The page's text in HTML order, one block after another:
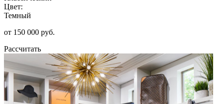
Цвет:
Темный
от 150 000 руб.
Рассчитать